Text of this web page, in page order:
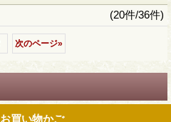
(20件/36件)
次のページ»
お買い物かご